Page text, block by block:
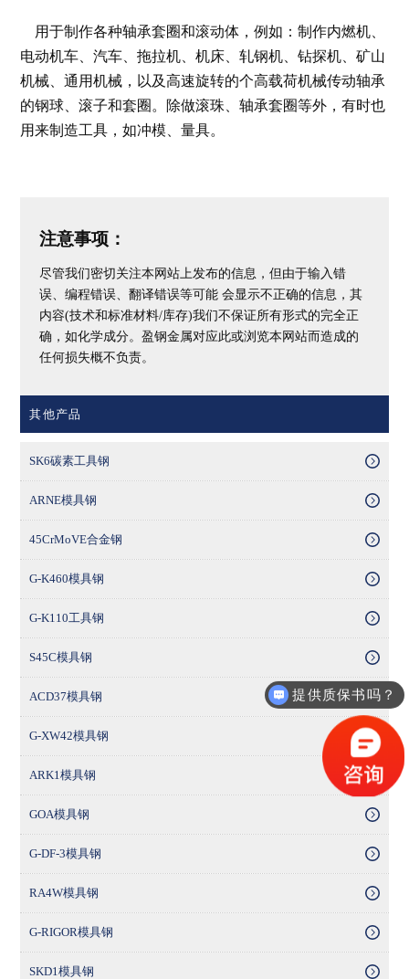
用于制作各种轴承套圈和滚动体，例如：制作内燃机、
电动机车、汽车、拖拉机、机床、轧钢机、钻探机、矿山
机械、通用机械，以及高速旋转的个高载荷机械传动轴承
的钢球、滚子和套圈。除做滚珠、轴承套圈等外，有时也
用来制造工具，如冲模、量具。
注意事项：
尽管我们密切关注本网站上发布的信息，但由于输入错
误、编程错误、翻译错误等可能 会显示不正确的信息，其
内容(技术和标准材料/库存)我们不保证所有形式的完全正
确，如化学成分。盈钢金属对应此或浏览本网站而造成的
任何损失概不负责。
其他产品
SK6碳素工具钢
ARNE模具钢
45CrMoVE合金钢
G-K460模具钢
G-K110工具钢
S45C模具钢
ACD37模具钢
G-XW42模具钢
ARK1模具钢
GOA模具钢
G-DF-3模具钢
RA4W模具钢
G-RIGOR模具钢
SKD1模具钢
提供质保书吗？